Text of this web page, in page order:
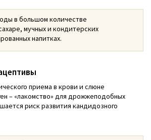
в большом количестве
мучных и кондитерских
напитках.
приема в крови и слюне
– «лакомство» для дрожжеподобных
риск развития кандидозного